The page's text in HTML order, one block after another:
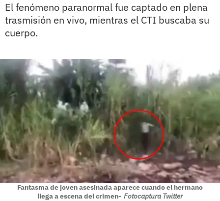
El fenómeno paranormal fue captado en plena
trasmisión en vivo, mientras el CTI buscaba su
cuerpo.
Fantasma de joven asesinada aparece cuando el hermano
llega a escena del crimen- Fotocaptura Twitter